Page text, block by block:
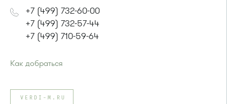
+7 (499) 732-60-00
+7 (499) 732-57-44
+7 (499) 710-59-64
Как добраться
Автобус № 1, 10, 11, 12, 13, 15, 23, 31.
VERDI-M.RU